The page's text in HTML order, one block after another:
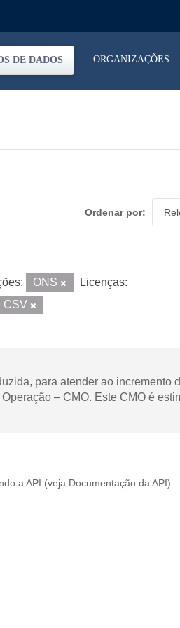
DE DADOS ORGANIZAÇÕES
Ordenar por
ONS
Licenças:
CSV
para atender ao incremento
– CMO. Este CMO é
a API (veja Documentação da API ).